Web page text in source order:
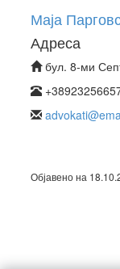
Маја
Адреса
бул. 8-ми
Објавено на